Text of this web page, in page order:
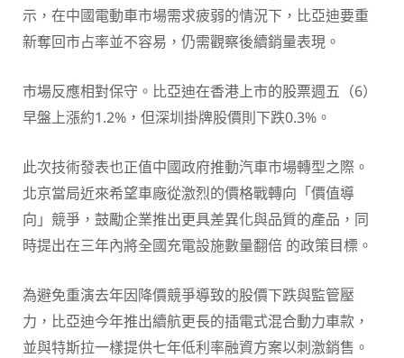
示，在中國電動車市場需求疲弱的情況下，比亞迪要重
新奪回市占率並不容易，仍需觀察後續銷量表現。
市場反應相對保守。比亞迪在香港上市的股票週五（6）
早盤上漲約1.2%，但深圳掛牌股價則下跌0.3%。
此次技術發表也正值中國政府推動汽車市場轉型之際。
北京當局近來希望車廠從激烈的價格戰轉向「價值導
向」競爭，鼓勵企業推出更具差異化與品質的產品，同
時提出在三年內將全國充電設施數量翻倍 的政策目標。
為避免重演去年因降價競爭導致的股價下跌與監管壓
力，比亞迪今年推出續航更長的插電式混合動力車款，
並與特斯拉一樣提供七年低利率融資方案以刺激銷售。